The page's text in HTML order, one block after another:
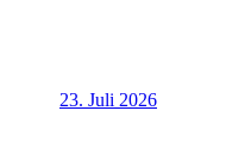
23. Juli 2026